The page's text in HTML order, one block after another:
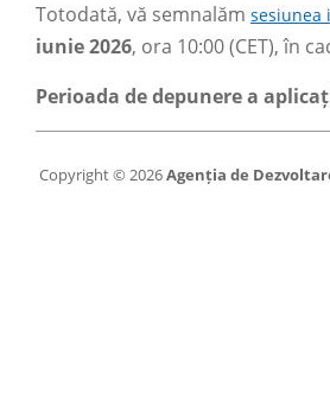
Totodată, vă semnalăm sesiunea
iunie 2026, ora 10:00 (CET), în
Perioada de depunere a
Copyright © 2026Agenția de